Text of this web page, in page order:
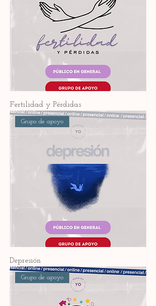
Fertilidad y Pérdidas
Grupo de apoyo
Depresión
Grupo de apoyo